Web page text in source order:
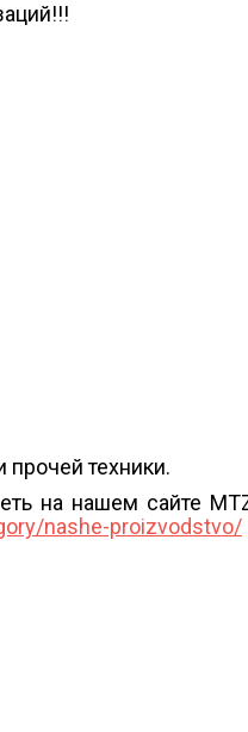
техники.
на нашем сайте
nashe-proizvodstvo/